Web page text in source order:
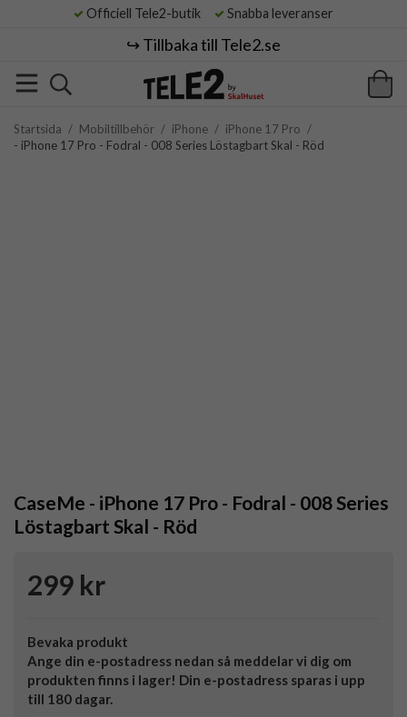
Officiell Tele2-butik Snabba leveranser
↪️ Tillbaka till Tele2.se
Startsida / Mobiltillbehör / iPhone / iPhone 17 Pro /
- iPhone 17 Pro - Fodral - 008 Series Löstagbart Skal - Röd
CaseMe - iPhone 17 Pro - Fodral - 008 Series
Löstagbart Skal - Röd
299 kr
Bevaka produkt
Ange din e-postadress nedan så meddelar vi dig om
produkten finns i lager! Din e-postadress sparas i upp
till 180 dagar.